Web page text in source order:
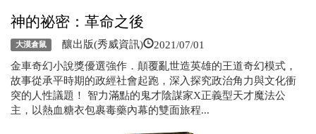
神的祕密：革命之後
大漠倉鼠 釀出版(秀威資訊) 2021/07/01
金車奇幻小說獎優選強作．顛覆亂世造英雄的王道奇幻模式，
故事從承平時期的政經社會起跑，深入探究政治角力與文化衝
突的人性議題！ 智力滿點的鬼才陰謀家X正義型天才魔法公
主，以熱血糖衣包裹毒藥內幕的雙面旅程...